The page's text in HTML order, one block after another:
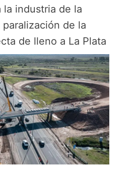
la industria de la
de la
de lleno a La Plata